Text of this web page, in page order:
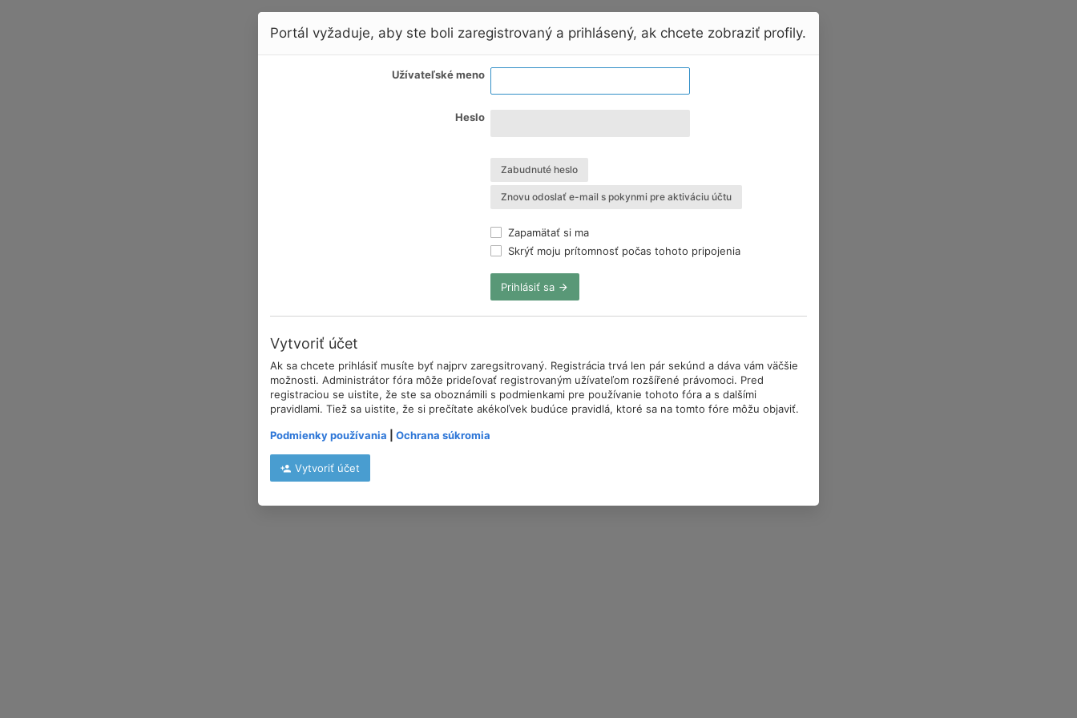
Portál vyžaduje, aby ste boli zaregistrovaný a prihlásený, ak chcete zobraziť profily.
Užívateľské meno
Heslo
Zabudnuté heslo
Znovu odoslať e-mail s pokynmi pre aktiváciu účtu
Zapamätať si ma
Skrýť moju prítomnosť počas tohoto pripojenia
Prihlásiť sa
Vytvoriť účet
Ak sa chcete prihlásiť musíte byť najprv zaregsitrovaný. Registrácia trvá len pár sekúnd a dáva vám väčšie
možnosti. Administrátor fóra môže prideľovať registrovaným užívateľom rozšířené právomoci. Pred
registraciou se uistite, že ste sa oboznámili s podmienkami pre používanie tohoto fóra a s dalšími
pravidlami. Tiež sa uistite, že si prečítate akékoľvek budúce pravidlá, ktoré sa na tomto fóre môžu objaviť.
Podmienky používania Ochrana súkromia
Vytvoriť účet